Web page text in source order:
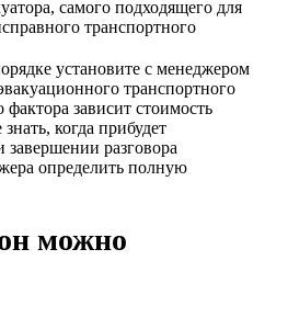
самого подходящего для
транспортного
установите с менеджером
транспортного
фактора зависит стоимость
когда прибудет
разговора
определить полную
можно